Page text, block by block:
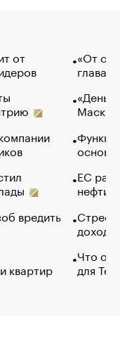
от
вредить
квартир
«От
глава
Маск в
основ
ЕС
нефти
Что
для